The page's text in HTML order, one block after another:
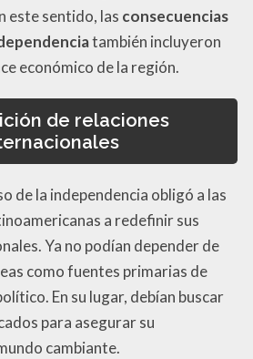
este sentido, las consecuencias
también incluyeron
económico de la región.
de relaciones
de la independencia obligó a las
a redefinir sus
Ya no podían depender de
como fuentes primarias de
En su lugar, debían buscar
para asegurar su
cambiante.